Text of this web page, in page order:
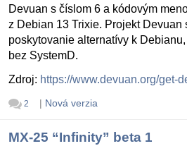
Devuan s číslom 6 a kódovým
z Debian 13 Trixie. Projekt Devuan
poskytovanie alternatívy k
bez SystemD.
Zdroj: https://www.devuan.org/get-
2 | Nová verzia
MX-25 “Infinity” beta 1